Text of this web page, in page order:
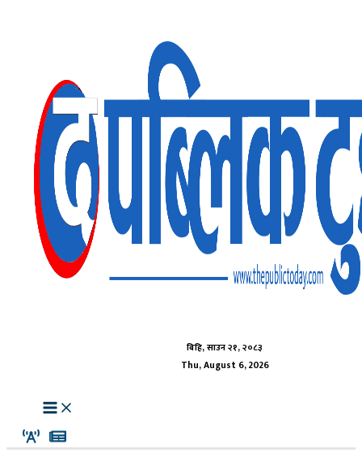
बिहि, साउन २१, २०८३
Thu, August 6, 2026